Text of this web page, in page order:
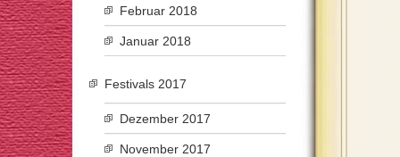
Februar 2018
Januar 2018
Festivals 2017
Dezember 2017
November 2017